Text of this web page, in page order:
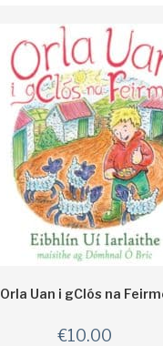
Orla Uan i gClós na
€10.00